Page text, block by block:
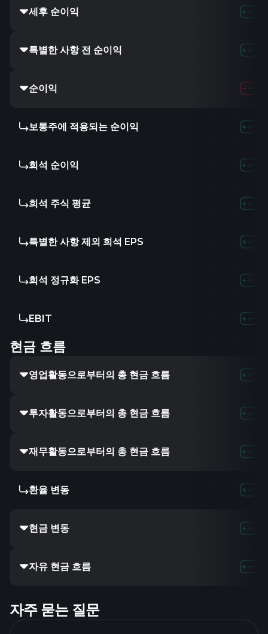
세후 순이익
특별한 사항 전 순이익
순이익
보통주에 적용되는 순이익
희석 순이익
희석 주식 평균
특별한 사항 제외 희석 EPS
희석 정규화 EPS
EBIT
현금 흐름
영업활동으로부터의 총 현금 흐름
투자활동으로부터의 총 현금 흐름
재무활동으로부터의 총 현금 흐름
환율 변동
현금 변동
자유 현금 흐름
자주 묻는 질문